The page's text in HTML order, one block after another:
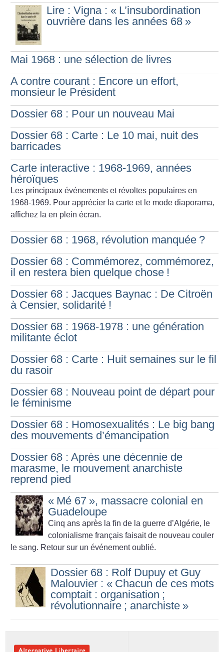
Lire : Vigna : « L’insubordination
ouvrière dans les années 68 »
Mai 1968 : une sélection de livres
A contre courant : Encore un effort,
monsieur le Président
Dossier 68 : Pour un nouveau Mai
Dossier 68 : Carte : Le 10 mai, nuit des
barricades
Carte interactive : 1968-1969, années
héroïques
Les principaux événements et révoltes populaires en
1968-1969. Pour apprécier la carte et le mode diaporama,
affichez la en plein écran.
Dossier 68 : 1968, révolution manquée ?
Dossier 68 : Commémorez, commémorez,
il en restera bien quelque chose !
Dossier 68 : Jacques Baynac : De Citroën
à Censier, solidarité !
Dossier 68 : 1968-1978 : une génération
militante éclot
Dossier 68 : Carte : Huit semaines sur le fil
du rasoir
Dossier 68 : Nouveau point de départ pour
le féminisme
Dossier 68 : Homosexualités : Le big bang
des mouvements d’émancipation
Dossier 68 : Après une décennie de
marasme, le mouvement anarchiste
reprend pied
« Mé 67 », massacre colonial en
Guadeloupe
Cinq ans après la fin de la guerre d’Algérie, le
colonialisme français faisait de nouveau couler
le sang. Retour sur un événement oublié.
Dossier 68 : Rolf Dupuy et Guy
Malouvier : « Chacun de ces mots
comptait : organisation ;
révolutionnaire ; anarchiste »